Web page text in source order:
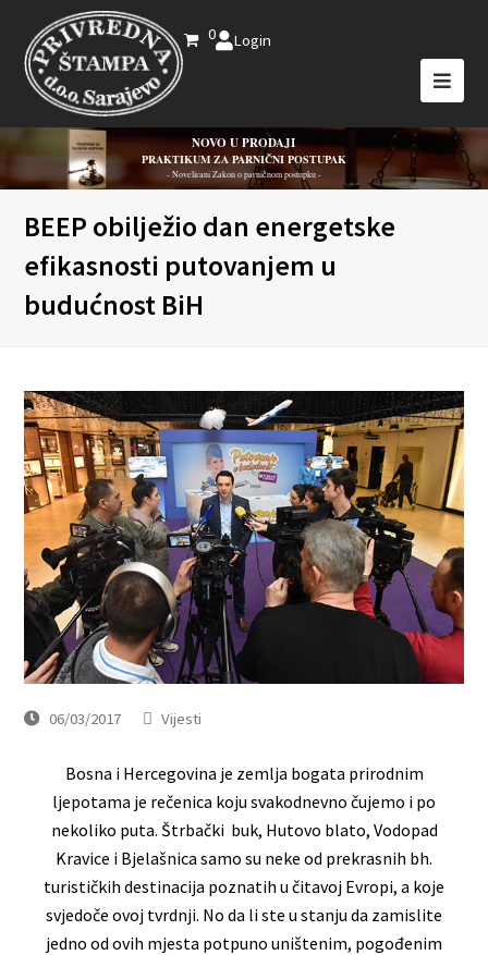
0 Login
NOVO U PRODAJI
PRAKTIKUM ZA PARNIČNI POSTUPAK
- Novelirani Zakon o parničnom postupku -
BEEP obilježio dan energetske
efikasnosti putovanjem u
budućnost BiH
06/03/2017 Vijesti
Bosna i Hercegovina je zemlja bogata prirodnim
ljepotama je rečenica koju svakodnevno čujemo i po
nekoliko puta. Štrbački buk, Hutovo blato, Vodopad
Kravice i Bjelašnica samo su neke od prekrasnih bh.
turističkih destinacija poznatih u čitavoj Evropi, a koje
svjedoče ovoj tvrdnji. No da li ste u stanju da zamislite
jedno od ovih mjesta potpuno uništenim, pogođenim